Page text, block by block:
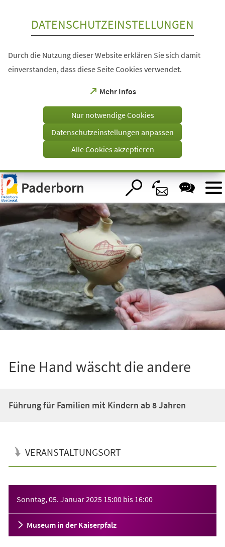
Visuelle
Assistenzsoftware
öffnen.
DATENSCHUTZEINSTELLUNGEN
Durch die Nutzung dieser Website erklären Sie sich damit
einverstanden, dass diese Seite Cookies verwendet.
Mehr Infos
(Öffnet
einem
Tab)
Nur notwendige Cookies
Datenschutzeinstellungen anpassen
Alle Cookies akzeptieren
Paderborn
Eine Hand wäscht die andere
Führung für Familien mit Kindern ab 8 Jahren
VERANSTALTUNGSORT
Sonntag, 05. Januar 2025 15:00 bis 16:00
Museum in der Kaiserpfalz